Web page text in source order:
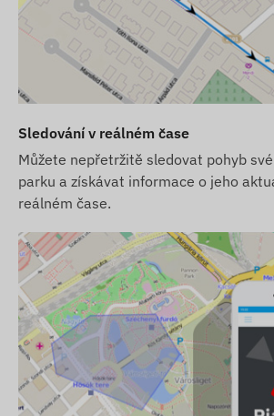
je funkce aktivována)
pro jízdní kola
telefon na jeden rok
systémům určování polohy a
s telefonem vlastníka nebo centrálním
Sledování v reálném čase
Můžete nepřetržitě sledovat pohyb
parku a získávat informace o jeho
reálném čase.